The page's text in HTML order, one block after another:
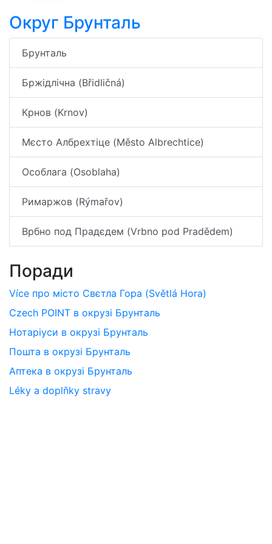
Округ Брунталь
Брунталь
Бржідлічна (Břidličná)
Крнов (Krnov)
Мєсто Албрехтіце (Město Albrechtice)
Особлага (Osoblaha)
Римаржов (Rýmařov)
Врбно под Прадєдем (Vrbno pod Pradědem)
Поради
Více про місто Свєтла Гора (Světlá Hora)
Czech POINT в окрузі Брунталь
Нотаріуси в окрузі Брунталь
Пошта в окрузі Брунталь
Аптека в окрузі Брунталь
Léky a doplňky stravy